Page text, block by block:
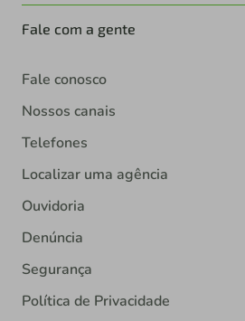
Fale com a gente
Fale conosco
Nossos canais
Telefones
Localizar uma agência
Ouvidoria
Denúncia
Segurança
Política de Privacidade